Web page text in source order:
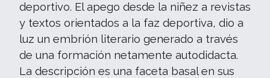
deportivo. El apego desde la niñez a revistas
y textos orientados a la faz deportiva, dio a
luz un embrión literario generado a través
de una formación netamente autodidacta.
La descripción es una faceta basal en sus